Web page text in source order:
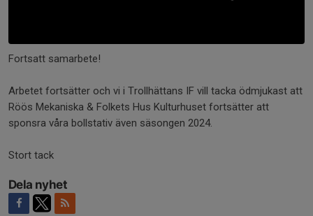
Fortsatt samarbete!
Arbetet fortsätter och vi i Trollhättans IF vill tacka ödmjukast att
Röös Mekaniska & Folkets Hus Kulturhuset fortsätter att
sponsra våra bollstativ även säsongen 2024.
Stort tack
Dela nyhet